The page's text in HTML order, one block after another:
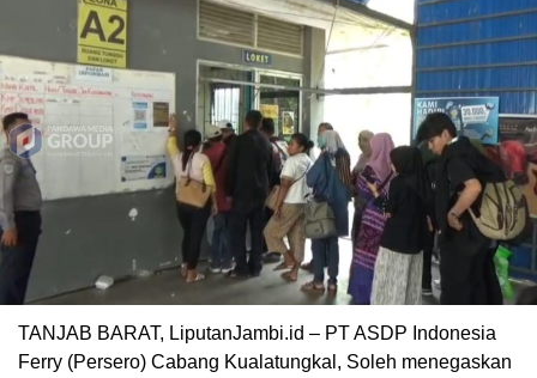
TANJAB BARAT, LiputanJambi.id – PT ASDP Indonesia
Ferry (Persero) Cabang Kualatungkal, Soleh menegaskan